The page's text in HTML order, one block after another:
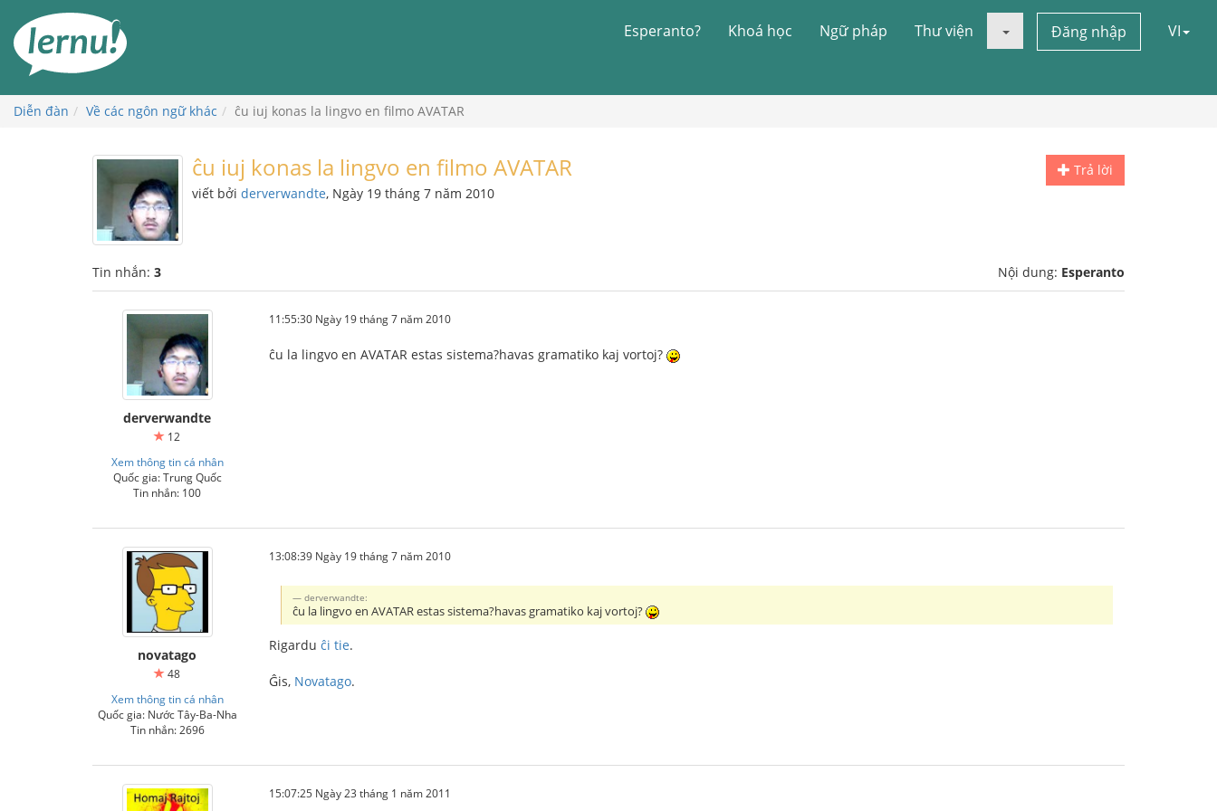
đến
phần
dung
Esperanto? Khoá học Ngữ pháp Thư viện Đăng nhập VI
Diễn đàn Về các ngôn ngữ khác ĉu iuj konas la lingvo en filmo AVATAR
Trả lời
ĉu iuj konas la lingvo en filmo AVATAR
viết bởi derverwandte, Ngày 19 tháng 7 năm 2010
Tin nhắn: 3 Nội dung: Esperanto
derverwandte
12
Xem thông tin cá nhân
Quốc gia: Trung Quốc
Tin nhắn: 100
11:55:30 Ngày 19 tháng 7 năm 2010
ĉu la lingvo en AVATAR estas sistema?havas gramatiko kaj vortoj?
novatago
48
Xem thông tin cá nhân
Quốc gia: Nước Tây-Ba-Nha
Tin nhắn: 2696
13:08:39 Ngày 19 tháng 7 năm 2010
derverwandte:
ĉu la lingvo en AVATAR estas sistema?havas gramatiko kaj vortoj?
Rigardu ĉi tie.
Ĝis, Novatago.
15:07:25 Ngày 23 tháng 1 năm 2011